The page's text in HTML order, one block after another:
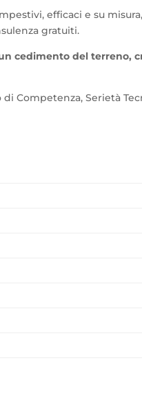
efficaci e su
gratuiti.
cedimento del terreno,
di Competenza, Serietà